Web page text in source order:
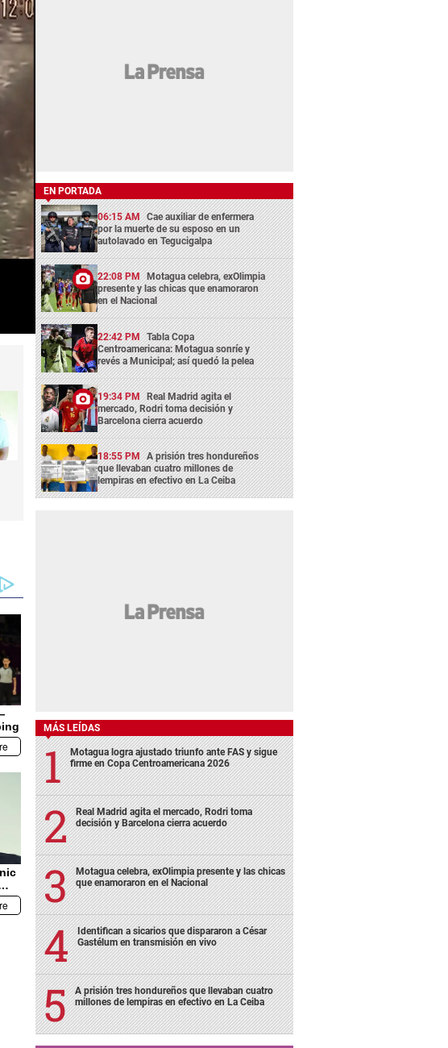
EN PORTADA
06:15 AM Cae auxiliar de enfermera
por la muerte de su esposo en un
autolavado en Tegucigalpa
22:08 PM Motagua celebra, exOlimpia
presente y las chicas que enamoraron
en el Nacional
22:42 PM Tabla Copa
Centroamericana: Motagua sonríe y
revés a Municipal; así quedó la pelea
19:34 PM Real Madrid agita el
mercado, Rodri toma decisión y
Barcelona cierra acuerdo
18:55 PM A prisión tres hondureños
que llevaban cuatro millones de
lempiras en efectivo en La Ceiba
MÁS LEÍDAS
Motagua logra ajustado triunfo ante FAS y sigue
firme en Copa Centroamericana 2026
Real Madrid agita el mercado, Rodri toma
decisión y Barcelona cierra acuerdo
Motagua celebra, exOlimpia presente y las chicas
que enamoraron en el Nacional
Identifican a sicarios que dispararon a César
Gastélum en transmisión en vivo
A prisión tres hondureños que llevaban cuatro
millones de lempiras en efectivo en La Ceiba